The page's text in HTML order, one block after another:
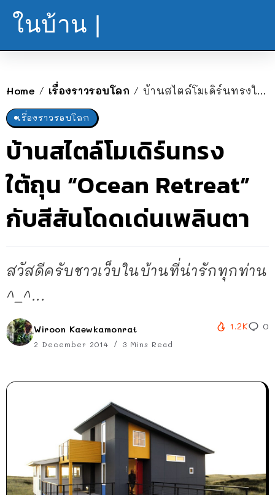
ในบ้าน |
Home / เรื่องราวรอบโลก / บ้านสไตล์โมเดิร์นทรงใต้ถุน “Ocean Retreat” กับสีสันโดดเด่นเพลินตา
เรื่องราวรอบโลก
บ้านสไตล์โมเดิร์นทรง
ใต้ถุน “Ocean Retreat”
กับสีสันโดดเด่นเพลินตา
สวัสดีครับชาวเว็บในบ้านที่น่ารักทุกท่าน
^_^...
Wiroon Kaewkamonrat
2 December 2014 3 Mins Read
1.2K 0